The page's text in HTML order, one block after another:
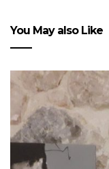
You May also Like